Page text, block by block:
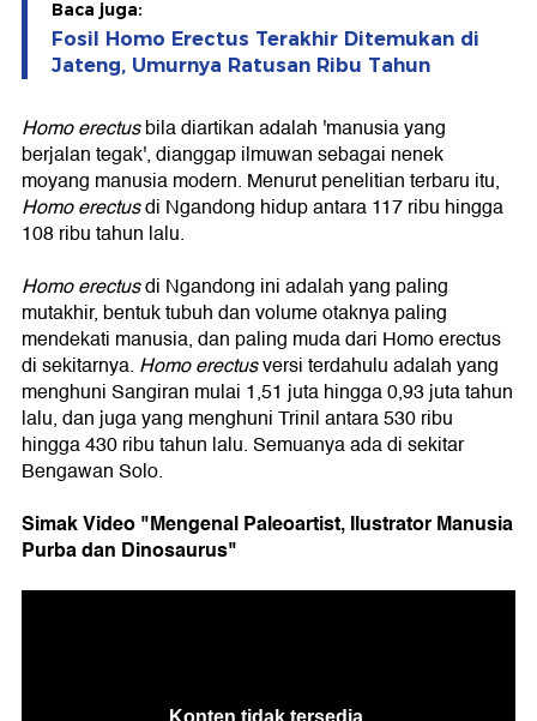
Baca juga:
Fosil Homo Erectus Terakhir Ditemukan di
Jateng, Umurnya Ratusan Ribu Tahun
Homo erectusbila diartikan adalah 'manusia yang
berjalan tegak', dianggap ilmuwan sebagai nenek
moyang manusia modern. Menurut penelitian terbaru itu,
Homo erectusdi Ngandong hidup antara 117 ribu hingga
108 ribu tahun lalu.
Homo erectusdi Ngandong ini adalah yang paling
mutakhir, bentuk tubuh dan volume otaknya paling
mendekati manusia, dan paling muda dari Homo erectus
di sekitarnya. Homo erectusversi terdahulu adalah yang
menghuni Sangiran mulai 1,51 juta hingga 0,93 juta tahun
lalu, dan juga yang menghuni Trinil antara 530 ribu
hingga 430 ribu tahun lalu. Semuanya ada di sekitar
Bengawan Solo.
Simak Video "Mengenal Paleoartist, Ilustrator Manusia
Purba dan Dinosaurus"